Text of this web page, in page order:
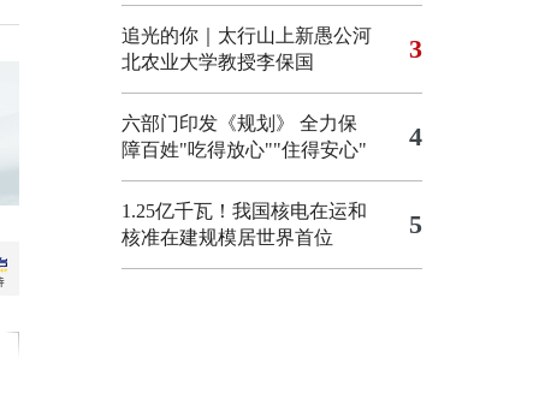
追光的你｜太行山上新愚公河
北农业大学教授李保国
3
六部门印发《规划》 全力保
障百姓"吃得放心""住得安心"
4
1.25亿千瓦！我国核电在运和
核准在建规模居世界首位
5